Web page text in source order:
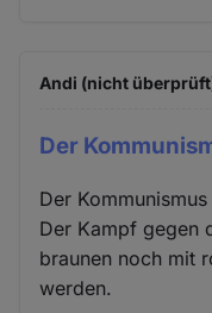
Andi (nicht
Der
Der
Der Kampf gegen
braunen noch mit
werden.